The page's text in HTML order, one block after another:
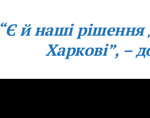
“Є й наші
Харкові”, –